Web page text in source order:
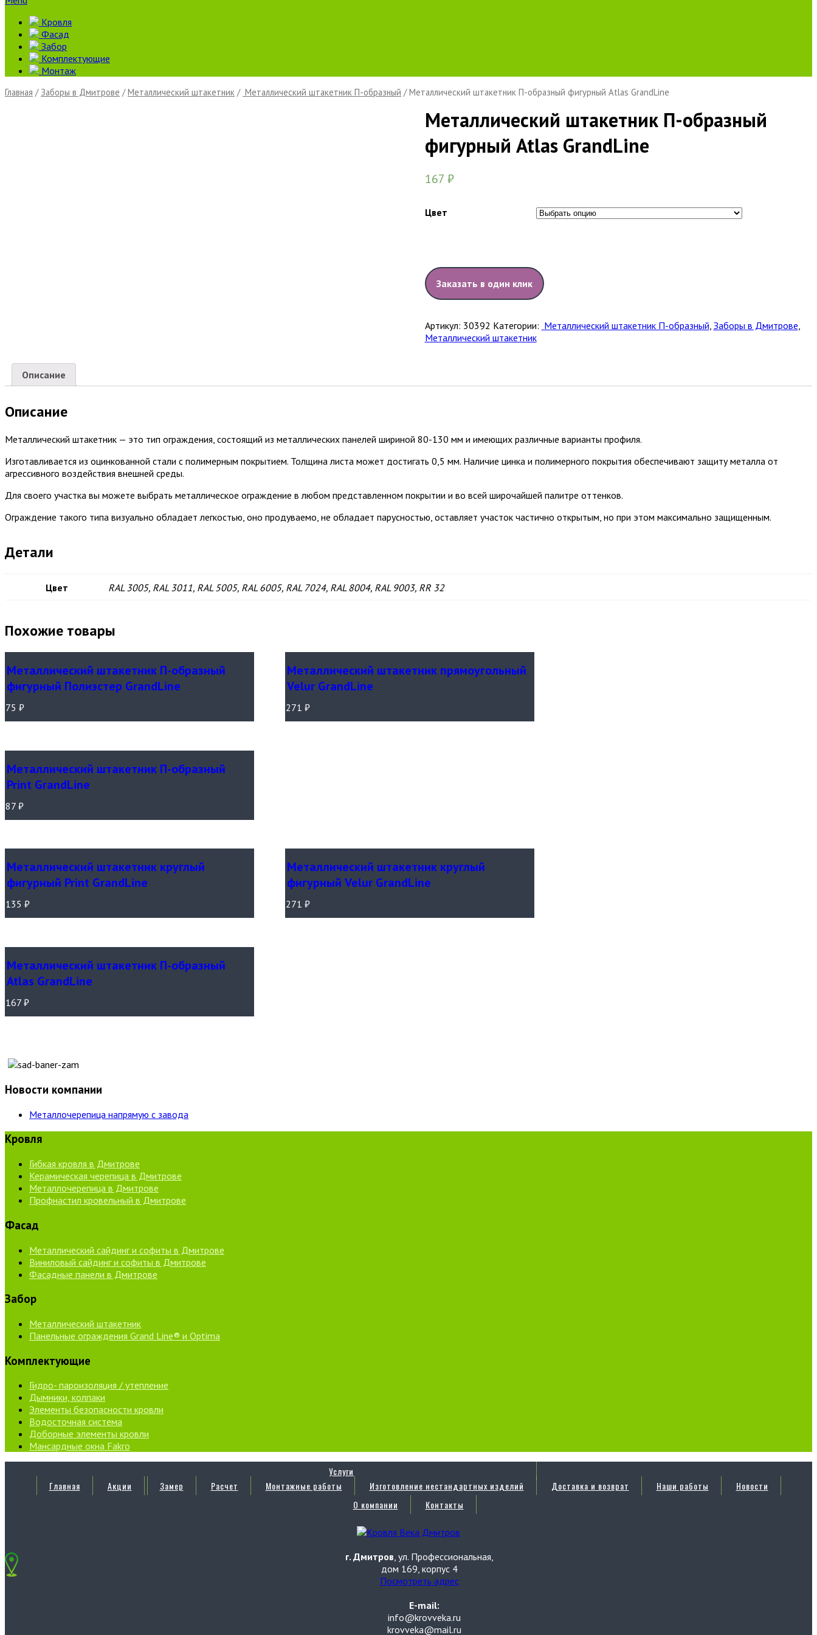
Кровля
Фасад
Забор
Комплектующие
Монтаж
Главная / Заборы в Дмитрове /Металлический штакетник / Металлический штакетник П-образный / Металлический штакетник П-образный фигурный Atlas GrandLine
Металлический штакетник П-образный
фигурный Atlas GrandLine
167 ₽
Цвет
Заказать в один клик
Артикул: 30392 Категории: Металлический штакетник П-образный, Заборы в Дмитрове,
Металлический штакетник
Описание
Описание
Металлический штакетник — это тип ограждения, состоящий из металлических панелей шириной 80-130 мм и имеющих различные варианты профиля.
Изготавливается из оцинкованной стали с полимерным покрытием. Толщина листа может достигать 0,5 мм. Наличие цинка и полимерного покрытия обеспечивают защиту металла от
агрессивного воздействия внешней среды.
Для своего участка вы можете выбрать металлическое ограждение в любом представленном покрытии и во всей широчайшей палитре оттенков.
Ограждение такого типа визуально обладает легкостью, оно продуваемо, не обладает парусностью, оставляет участок частично открытым, но при этом максимально защищенным.
Детали
Цвет RAL 3005, RAL 3011, RAL 5005, RAL 6005, RAL 7024, RAL 8004, RAL 9003, RR 32
Похожие товары
Металлический штакетник П-образный
фигурный Полиэстер GrandLine
75 ₽
Металлический штакетник прямоугольный
Velur GrandLine
271 ₽
Металлический штакетник П-образный
Print GrandLine
87 ₽
Металлический штакетник круглый
фигурный Print GrandLine
135 ₽
Металлический штакетник круглый
фигурный Velur GrandLine
271 ₽
Металлический штакетник П-образный
Atlas GrandLine
167 ₽
Новости компании
Металлочерепица напрямую с завода
Кровля
Гибкая кровля в Дмитрове
Керамическая черепица в Дмитрове
Металлочерепица в Дмитрове
Профнастил кровельный в Дмитрове
Фасад
Металлический сайдинг и софиты в Дмитрове
Виниловый сайдинг и софиты в Дмитрове
Фасадные панели в Дмитрове
Забор
Металлический штакетник
Панельные ограждения Grand Line® и Optima
Комплектующие
Гидро- пароизоляция / утепление
Дымники, колпаки
Элементы безопасности кровли
Водосточная система
Доборные элементы кровли
Мансардные окна Fakro
Главная Акции
Услуги
Замер
Расчет Монтажные работы Изготовление нестандартных изделий Доставка и возврат Наши работы
Новости
О компании
Контакты
г. Дмитров, ул. Профессиональная,
дом 169, корпус 4
Посмотреть адрес
E-mail:
info@krovveka.ru
krovveka@mail.ru